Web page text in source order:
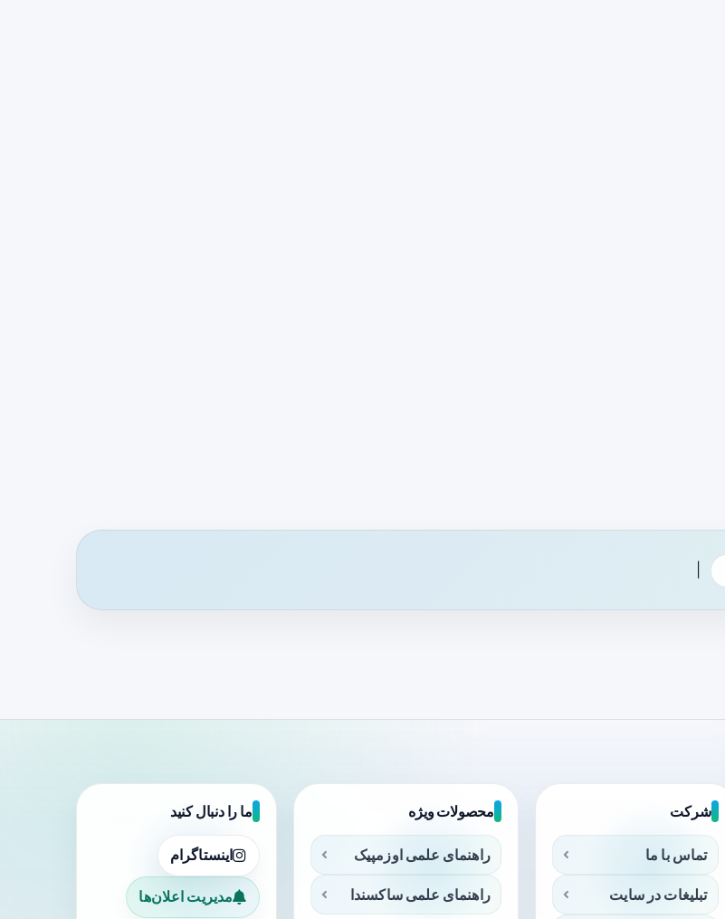
شرکت
تماس با ما
تبلیغات در سایت
محصولات ویژه
راهنمای علمی اوزمپیک
راهنمای علمی ساکسندا
ما را دنبال کنید
اینستاگرام
مدیریت اعلان‌ها